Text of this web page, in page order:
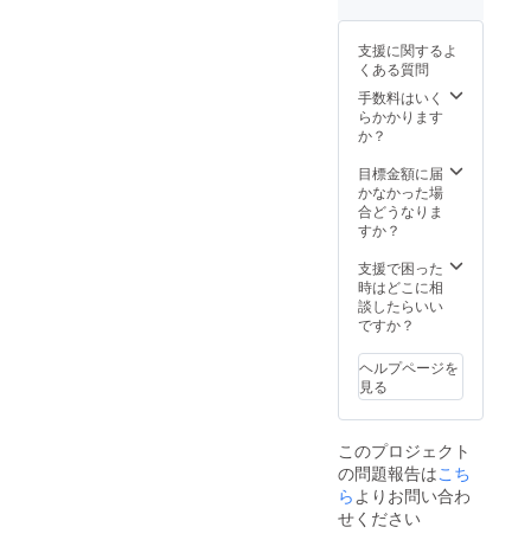
で計算
表記で
す。 ※
ご注文
状況、
使用部
給状
況、製
造工程
上の都
より出
荷時期
が遅れ
る場合
ます。
支援に関するよ
くある質問
手数料はいく
らかかります
か？
目標金額に届
かなかった場
合どうなりま
すか？
支援で困った
時はどこに相
談したらいい
ですか？
ヘルプページを
見る
このプロジェクト
の問題報告はこち
ら よりお問い合わ
せください